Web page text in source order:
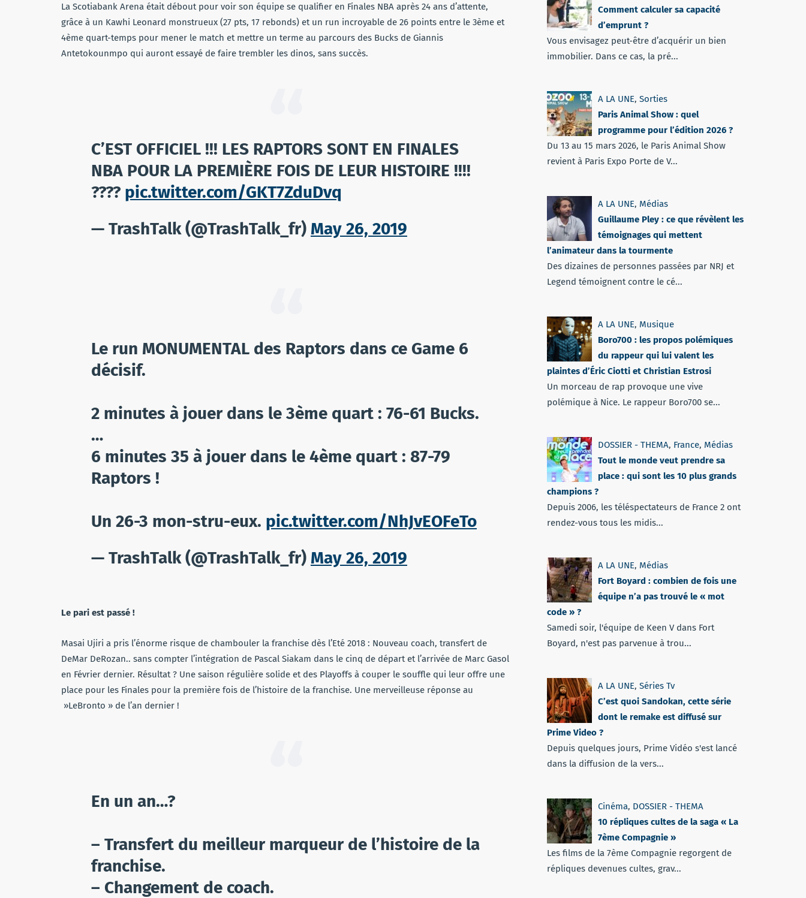
La Scotiabank Arena était débout pour voir son équipe se qualifier en Finales NBA après 24 ans d’attente,
grâce à un Kawhi Leonard monstrueux (27 pts, 17 rebonds) et un run incroyable de 26 points entre le 3ème et
4ème quart-temps pour mener le match et mettre un terme au parcours des Bucks de Giannis
Antetokounmpo qui auront essayé de faire trembler les dinos, sans succès.
C’EST OFFICIEL !!! LES RAPTORS SONT EN FINALES
NBA POUR LA PREMIÈRE FOIS DE LEUR HISTOIRE !!!!
???? pic.twitter.com/GKT7ZduDvq
— TrashTalk (@TrashTalk_fr) May 26, 2019
Le run MONUMENTAL des Raptors dans ce Game 6
décisif.
2 minutes à jouer dans le 3ème quart : 76-61 Bucks.
…
6 minutes 35 à jouer dans le 4ème quart : 87-79
Raptors !
Un 26-3 mon-stru-eux. pic.twitter.com/NhJvEOFeTo
— TrashTalk (@TrashTalk_fr) May 26, 2019
Le pari est passé !
Masai Ujiri a pris l’énorme risque de chambouler la franchise dès l’Eté 2018 : Nouveau coach, transfert de
DeMar DeRozan.. sans compter l’intégration de Pascal Siakam dans le cinq de départ et l’arrivée de Marc Gasol
en Février dernier. Résultat ? Une saison régulière solide et des Playoffs à couper le souffle qui leur offre une
place pour les Finales pour la première fois de l’histoire de la franchise. Une merveilleuse réponse au
»LeBronto » de l’an dernier !
En un an…?
– Transfert du meilleur marqueur de l’histoire de la
franchise.
– Changement de coach.
Comment calculer sa capacité
d’emprunt ?
Vous envisagez peut-être d’acquérir un bien
immobilier. Dans ce cas, la pré...
A LA UNE, Sorties
Paris Animal Show : quel
programme pour l’édition 2026 ?
Du 13 au 15 mars 2026, le Paris Animal Show
revient à Paris Expo Porte de V...
A LA UNE, Médias
Guillaume Pley : ce que révèlent les
témoignages qui mettent
l’animateur dans la tourmente
Des dizaines de personnes passées par NRJ et
Legend témoignent contre le cé...
A LA UNE, Musique
Boro700 : les propos polémiques
du rappeur qui lui valent les
plaintes d’Éric Ciotti et Christian Estrosi
Un morceau de rap provoque une vive
polémique à Nice. Le rappeur Boro700 se...
DOSSIER - THEMA, France, Médias
Tout le monde veut prendre sa
place : qui sont les 10 plus grands
champions ?
Depuis 2006, les téléspectateurs de France 2 ont
rendez-vous tous les midis...
A LA UNE, Médias
Fort Boyard : combien de fois une
équipe n’a pas trouvé le « mot
code » ?
Samedi soir, l'équipe de Keen V dans Fort
Boyard, n'est pas parvenue à trou...
A LA UNE, Séries Tv
C’est quoi Sandokan, cette série
dont le remake est diffusé sur
Prime Video ?
Depuis quelques jours, Prime Vidéo s'est lancé
dans la diffusion de la vers...
Cinéma, DOSSIER - THEMA
10 répliques cultes de la saga « La
7ème Compagnie »
Les films de la 7ème Compagnie regorgent de
répliques devenues cultes, grav...